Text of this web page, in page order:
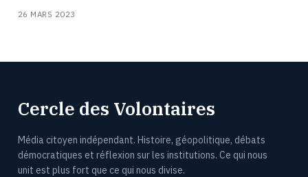
26 MARS 2023
Cercle des Volontaires
Média citoyen indépendant. Histoire, géopolitique, débats
démocratiques et réflexion sur les institutions. Ce qui nous
unit est plus fort que ce qui nous divise.